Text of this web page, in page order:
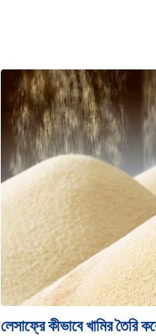
লেসাফ্রে কীভাবে খামির তৈরি